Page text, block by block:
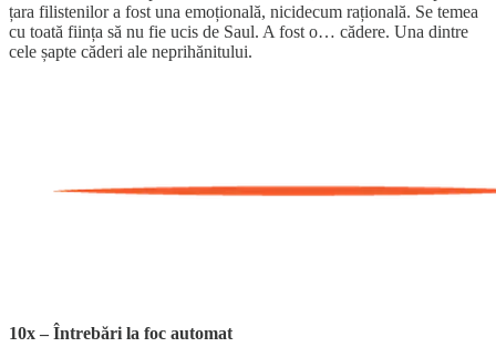
țara filistenilor a fost una emoțională, nicidecum rațională. Se temea
cu toată ființa să nu fie ucis de Saul. A fost o… cădere. Una dintre
cele șapte căderi ale neprihănitului.
10x – Întrebări la foc automat